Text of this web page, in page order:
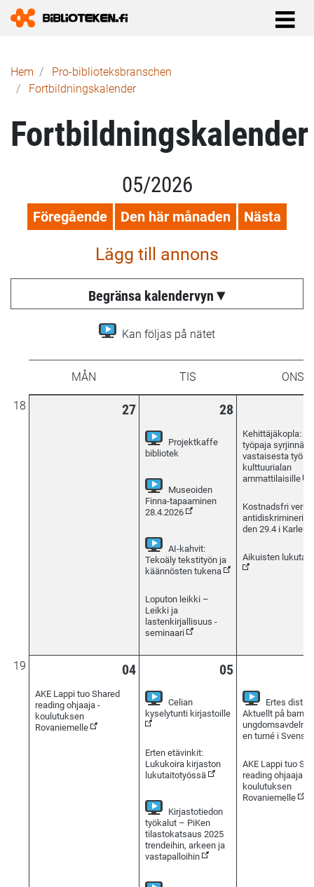
Länkstig
Hem
Pro-biblioteks­branschen
Fortbildningskalender
Fortbildningskalender
05/2026
Föregående Den här månaden Nästa
Lägg till annons
Begränsa kalendervyn
Kan följas på nätet
MÅN TIS ONS
18 27 28
Projektkaffe
bibliotek (Seurattavissa verkossa)
Museoiden
Finna-tapaaminen
28.4.2026(Seurattavissa verkossa)
AI-kahvit:
Tekoäly tekstityön ja
käännösten tukena (Seurattavissa
Loputon leikki –
Leikki ja
lastenkirjallisuus -
seminaari
Kehittäjäkopla:
työpaja syrjinnän
vastaisesta
kulttuurialan
ammattilaisille
Kostnadsfri
den 29.4 i Karleby
Aikuisten
19 04
AKE Lappi tuo Shared
reading ohjaaja -
koulutuksen
Rovaniemelle
05
Celian
kyselytunti kirjastoille(Seurattavissa
Erten etävinkit:
Lukukoira kirjaston
lukutaitotyössä
Kirjastotiedon
työkalut – PiKen
tilastokatsaus 2025
trendeihin, arkeen ja
vastapalloihin(Seurattavissa verkossa)
Ertes
Aktuellt på barn-
en turné i
AKE Lappi tuo
reading ohjaaja -
koulutuksen
Rovaniemelle